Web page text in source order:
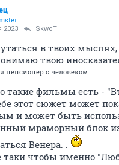
2023 SkwоT
в твоих
твою
пенсионер с человеком
такие фильмы есть -
этот сюжет может
и может быть
мраморный блок
Венера. .
таки чтобы именно